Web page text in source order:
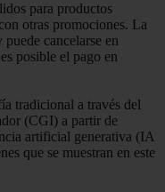
para productos
otras promociones. La
cancelarse en
posible el pago en
tradicional a través del
(CGI) a partir de
artificial generativa (IA
que se muestran en este